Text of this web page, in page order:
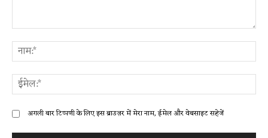
अगली बार टिप्पणी के लिए इस ब्राउज़र में मेरा नाम, ईमेल और वेबसाइट सहेजें